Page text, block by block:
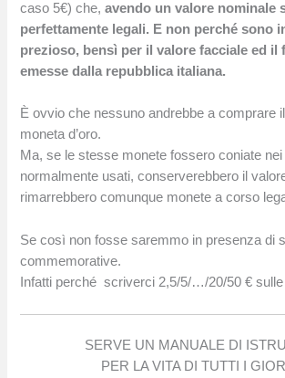
caso 5€) che,avendo un valore nominale
perfettamente legali. E non perché sono
prezioso, bensì per il valore facciale ed il
emesse dalla repubblica italiana.
È ovvio che nessuno andrebbe a comprare
moneta d’oro.
Ma, se le stesse monete fossero coniate nei
normalmente usati, conserverebbero il
rimarrebbero comunque monete a corso
Se così non fosse saremmo in presenza di
commemorative.
Infatti perché scriverci 2,5/5/…/20/50 €
SERVE UN MANUALE DI
PER LA VITA DI TUTTI I